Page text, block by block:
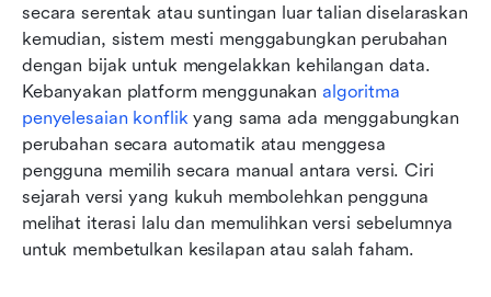
secara serentak atau suntingan luar talian diselaraskan
kemudian, sistem mesti menggabungkan perubahan
dengan bijak untuk mengelakkan kehilangan data.
Kebanyakan platform menggunakan algoritma
penyelesaian konflik yang sama ada menggabungkan
perubahan secara automatik atau menggesa
pengguna memilih secara manual antara versi. Ciri
sejarah versi yang kukuh membolehkan pengguna
melihat iterasi lalu dan memulihkan versi sebelumnya
untuk membetulkan kesilapan atau salah faham.